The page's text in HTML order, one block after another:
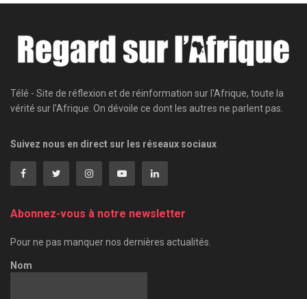
Télé - Site de réflexion et de réinformation sur l'Afrique, toute la
vérité sur l'Afrique. On dévoile ce dont les autres ne parlent pas.
Suivez nous en direct sur les réseaux sociaux
Abonnez-vous à notre newsletter
Pour ne pas manquer nos dernières actualités.
Nom